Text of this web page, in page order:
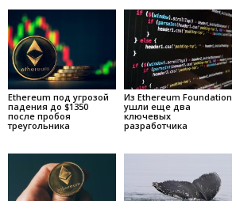
Ethereum под угрозой
падения до $1350
после пробоя
треугольника
Из Ethereum Foundation
ушли еще два
ключевых
разработчика